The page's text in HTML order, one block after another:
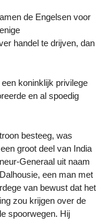
de Engelsen voor
handel te drijven, dan
koninklijk privilege
en al spoedig
besteeg, was
groot deel van India
Generaal uit naam
een man met
van bewust dat het
zou krijgen over de
spoorwegen. Hij